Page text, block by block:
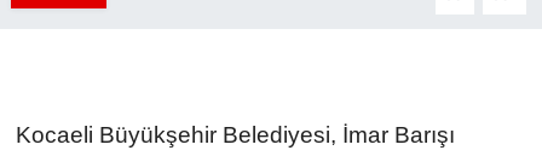
Kocaeli Büyükşehir Belediyesi, İmar Barışı